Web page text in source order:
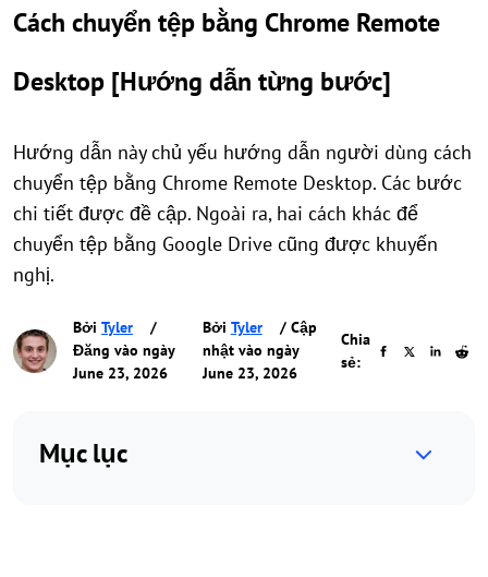
Cách chuyển tệp bằng Chrome Remote
Desktop [Hướng dẫn từng bước]
Hướng dẫn này chủ yếu hướng dẫn người dùng cách
chuyển tệp bằng Chrome Remote Desktop. Các bước
chi tiết được đề cập. Ngoài ra, hai cách khác để
chuyển tệp bằng Google Drive cũng được khuyến
nghị.
Bởi Tyler
/
Đăng vào ngày
June 23, 2026
Bởi Tyler
/ Cập
nhật vào ngày
June 23, 2026
Chia
sẻ:
Mục lục